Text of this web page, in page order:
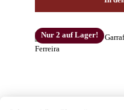
Nur 2 auf Lager!